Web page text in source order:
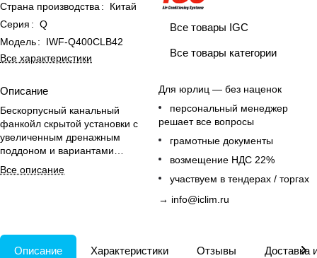
Страна производства :
Китай
Серия : Q
Модель:
IWF-Q400CLB42
Все характеристики
Описание
Бескорпусный канальный
фанкойл скрытой установки с
увеличенным дренажным
поддоном и вариантами
возвратного пленума для гибкого
монтажа.
Все описание
Все товары IGC
Все товары категории
Для юрлиц — без наценок
персональный менеджер
решает все вопросы
грамотные документы
возмещение НДС 22%
участвуем в тендерах / торгах
→ info@iclim.ru
Описание Характеристики Отзывы Доставка